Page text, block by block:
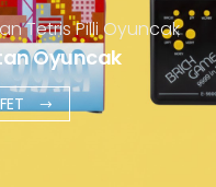
Tetris Pilli Oyuncak
Oyuncak